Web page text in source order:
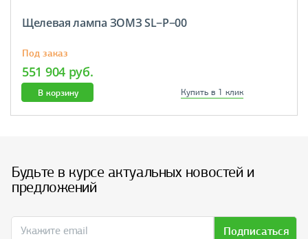
Щелевая лампа ЗОМЗ SL−P−00
Под заказ
551 904 руб.
В корзину Купить в 1 клик
Будьте в курсе актуальных новостей и
предложений
Подписаться